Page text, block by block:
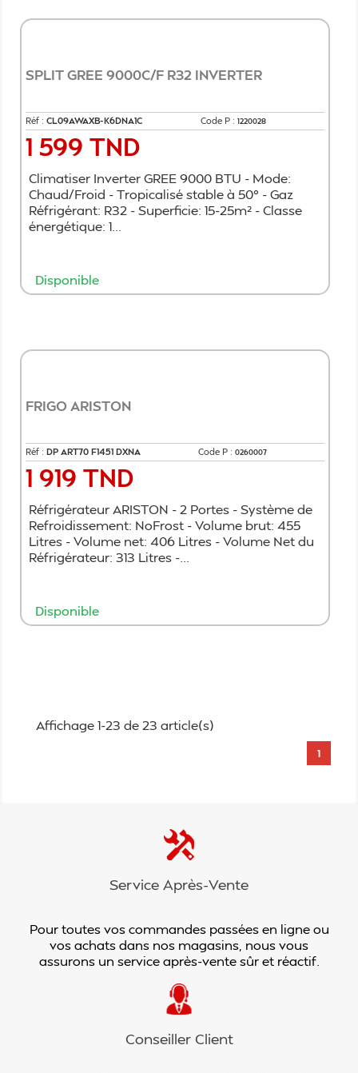
SPLIT GREE 9000C/F R32 INVERTER
Réf : CL09AWAXB-K6DNA1C Code P : 1220028
Prix
1 599 TND
Climatiser Inverter GREE 9000 BTU - Mode:
Chaud/Froid - Tropicalisé stable à 50° - Gaz
Réfrigérant: R32 - Superficie: 15-25m² - Classe
énergétique: 1...
Disponible
FRIGO ARISTON
Réf : DP ART70 F1451 DXNA Code P : 0260007
Prix
1 919 TND
Réfrigérateur ARISTON - 2 Portes - Système de
Refroidissement: NoFrost - Volume brut: 455
Litres - Volume net: 406 Litres - Volume Net du
Réfrigérateur: 313 Litres -...
Disponible
Affichage 1-23 de 23 article(s)
1
Service Après-Vente
Pour toutes vos commandes passées en ligne ou
vos achats dans nos magasins, nous vous
assurons un service après-vente sûr et réactif.
Conseiller Client